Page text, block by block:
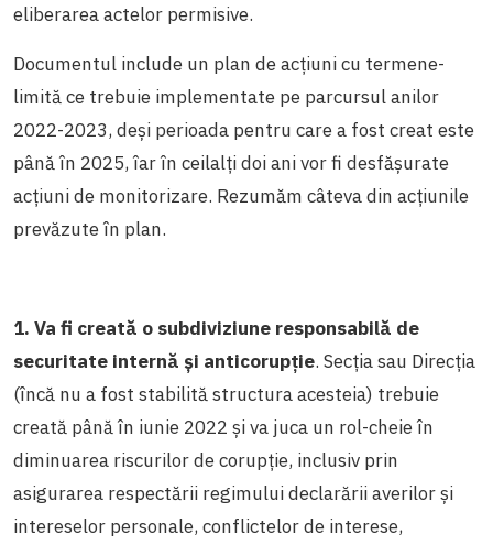
eliberarea actelor permisive.
Documentul include un plan de acțiuni cu termene-
limită ce trebuie implementate pe parcursul anilor
2022-2023, deși perioada pentru care a fost creat este
până în 2025, îar în ceilalți doi ani vor fi desfășurate
acțiuni de monitorizare. Rezumăm câteva din acțiunile
prevăzute în plan.
1. Va fi creată o subdiviziune responsabilă de
securitate internă și anticorupție. Secția sau Direcția
(încă nu a fost stabilită structura acesteia) trebuie
creată până în iunie 2022 și va juca un rol-cheie în
diminuarea riscurilor de corupție, inclusiv prin
asigurarea respectării regimului declarării averilor și
intereselor personale, conflictelor de interese,